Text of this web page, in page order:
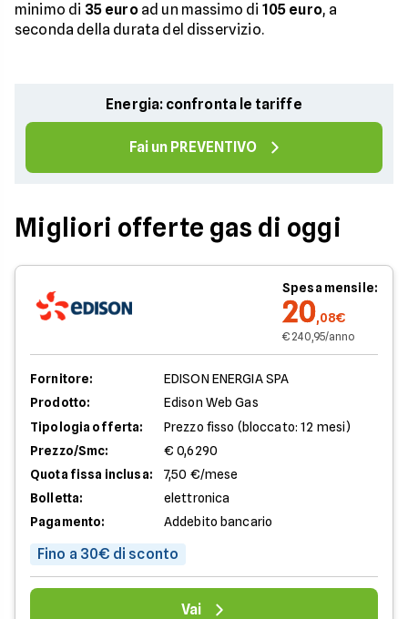
minimo di 35 euroad un massimo di 105 euro, a
seconda della durata del disservizio.
Energia: confronta le tariffe
Fai un PREVENTIVO
Migliori offerte gas di oggi
Spesa mensile:
20,08€
€ 240,95/anno
Fornitore:
EDISON ENERGIA SPA
Prodotto:
Edison Web Gas
Tipologia offerta:
Prezzo fisso (bloccato: 12 mesi)
Prezzo/Smc:
€ 0,6290
Quota fissa inclusa:
7,50 €/mese
Bolletta:
elettronica
Pagamento:
Addebito bancario
Fino a 30€ di sconto
Vai